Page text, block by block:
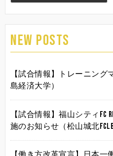
NEW POSTS
【試合情報】トレーニン
島経済大学）
【試合情報】福山シティFC
施のお知らせ（松山城北FCLB